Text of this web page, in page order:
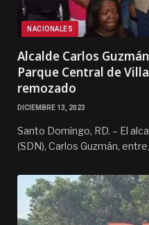
NACIONALES
Alcalde Carlos
Parque Central de
remozado
DICIEMBRE 13, 2023
Santo Domingo, RD. – El
(SDN), Carlos Guzmán,